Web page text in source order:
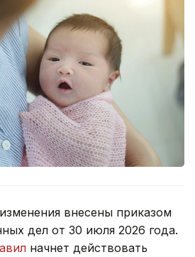
внесены приказом
дел от 30 июля 2026 года.
начнет действовать